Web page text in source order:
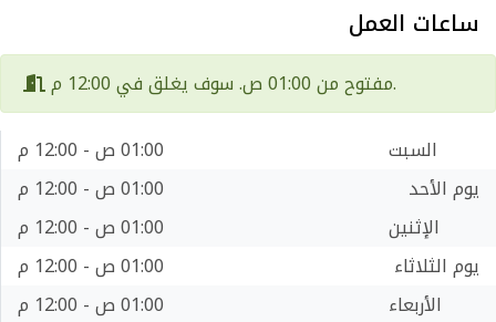
ساعات العمل
مفتوح من 01:00 ص. سوف يغلق في 12:00 م.
السبت
01:00 ص - 12:00 م
يوم الأحد
01:00 ص - 12:00 م
الإثنين
01:00 ص - 12:00 م
يوم الثلاثاء
01:00 ص - 12:00 م
الأربعاء
01:00 ص - 12:00 م